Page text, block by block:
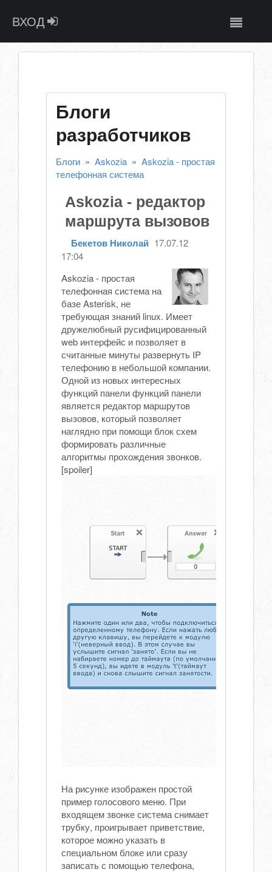
ВХОД
Блоги
разработчиков
Блоги » Askozia » Askozia - простая
телефонная система
Askozia - редактор
маршрута вызовов
Бекетов Николай 17.07.12
17:04
Askozia - простая
телефонная система на
базе Asterisk, не
требующая знаний linux. Имеет
дружелюбный русифицированный
web интерфейс и позволяет в
считанные минуты развернуть IP
телефонию в небольшой компании.
Одной из новых интересных
функций панели функций панели
является редактор маршрутов
вызовов, который позволяет
наглядно при помощи блок схем
формировать различные
алгоритмы прохождения звонков.
[spoiler]
На рисунке изображен простой
пример голосового меню. При
входящем звонке система снимает
трубку, проигрывает приветствие,
которое можно указать в
специальном блоке или сразу
записать с помощью телефона,